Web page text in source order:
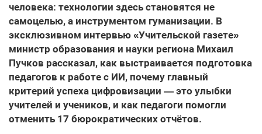
человека: технологии здесь становятся не
самоцелью, а инструментом гуманизации. В
эксклюзивном интервью «Учительской газете»
министр образования и науки региона Михаил
Пучков рассказал, как выстраивается подготовка
педагогов к работе с ИИ, почему главный
критерий успеха цифровизации — это улыбки
учителей и учеников, и как педагоги помогли
отменить 17 бюрократических отчётов.